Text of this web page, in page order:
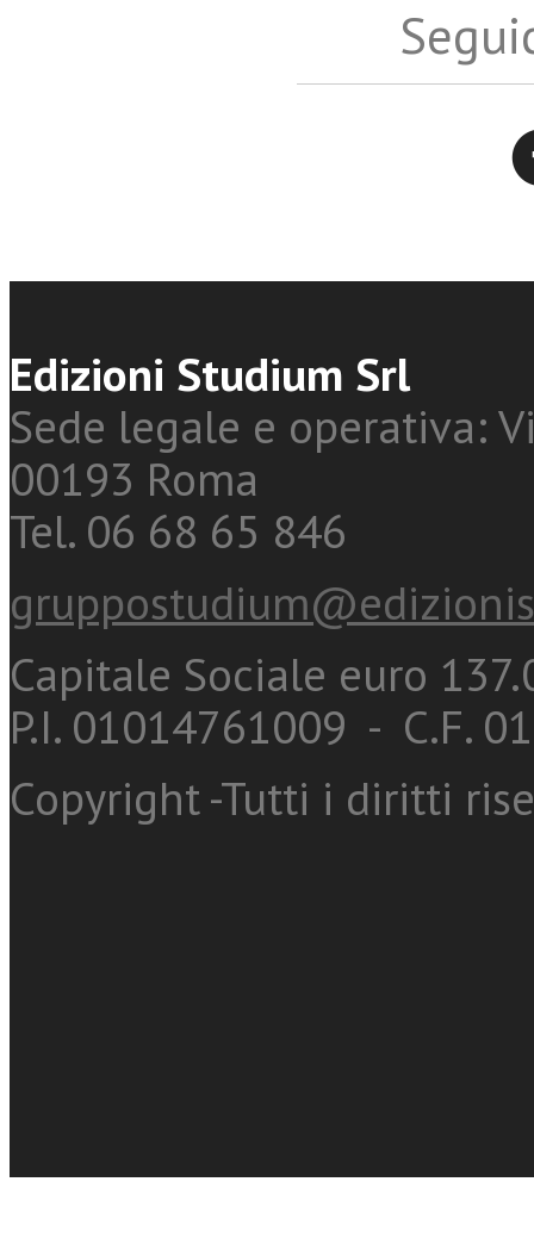
Edizioni Studium Srl
Sede legale e operativa:
00193 Roma
Tel. 06 68 65 846
Capitale Sociale euro
P.I. 01014761009 - C.F.
Copyright -Tutti i diritti